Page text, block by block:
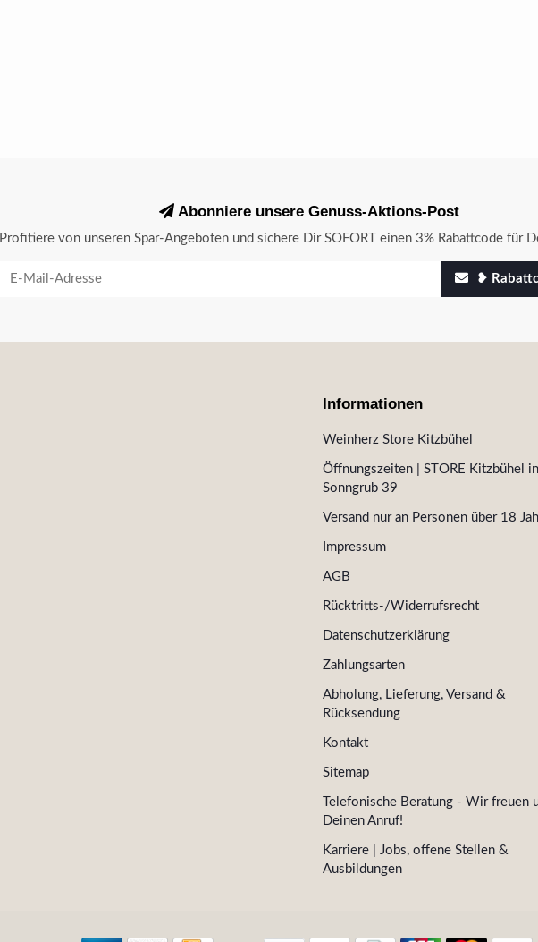
Abonniere unsere Genuss-Aktions-Post
Profitiere von unseren Spar-Angeboten und sichere Dir SOFORT einen 3% Rabattcode für
❥
Informationen
Weinherz Store Kitzbühel
Öffnungszeiten | STORE Kitzbühel in
Sonngrub 39
Versand nur an Personen über 18
Impressum
AGB
Rücktritts-/Widerrufsrecht
Datenschutzerklärung
Zahlungsarten
Abholung, Lieferung, Versand &
Rücksendung
Kontakt
Sitemap
Telefonische Beratung - Wir freuen
Deinen Anruf!
Karriere | Jobs, offene Stellen &
Ausbildungen